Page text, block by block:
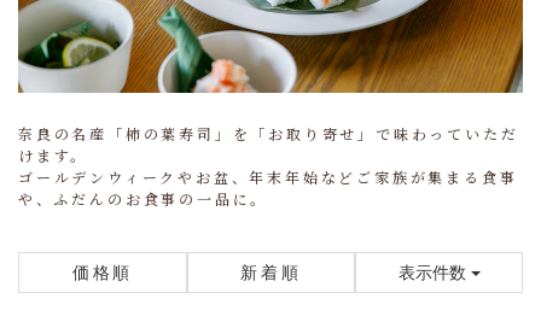
奈良の名産「柿の葉寿司」を「お取り寄せ」で味わっていただ
けます。
ゴールデンウィークやお盆、年末年始などご家族が集まる食事
や、ふだんのお食事の一品に。
価格順 新着順 表示件数